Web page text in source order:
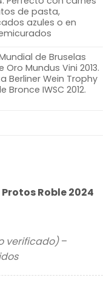
de pasta,
azules o en
de Bruselas
Oro Mundus Vini 2013.
Berliner Wein Trophy
Bronce IWSC 2012.
Roble 2024
verificado) –